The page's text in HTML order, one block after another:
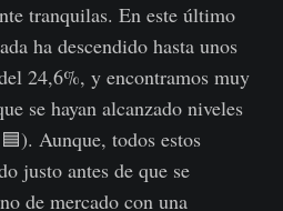
tranquilas. En este último
ha descendido hasta unos
24,6%, y encontramos muy
se hayan alcanzado niveles
Aunque, todos estos
justo antes de que se
de mercado con una